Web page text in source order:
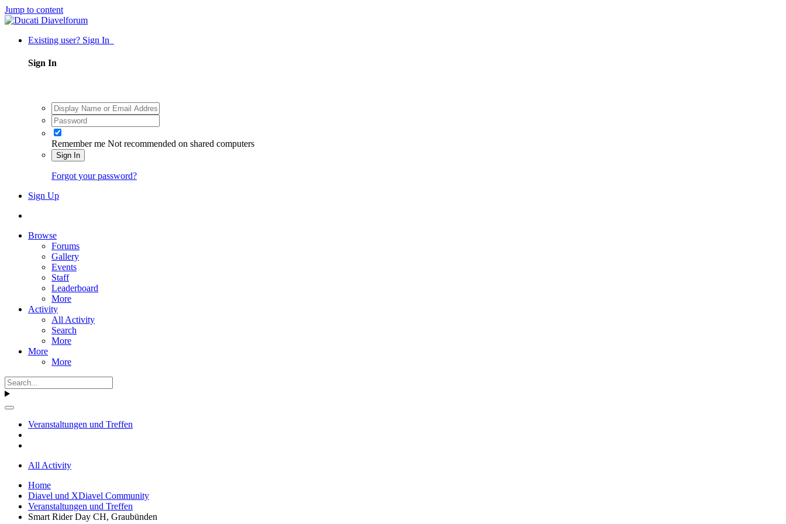
Jump to content
Existing user? Sign In
Sign In
Remember me Not recommended on shared computers
Sign In
Forgot your password?
Sign Up
Browse
Forums
Gallery
Events
Staff
Leaderboard
More
Activity
All Activity
Search
More
More
More
Veranstaltungen und Treffen
All Activity
Home
Diavel und XDiavel Community
Veranstaltungen und Treffen
Smart Rider Day CH, Graubünden